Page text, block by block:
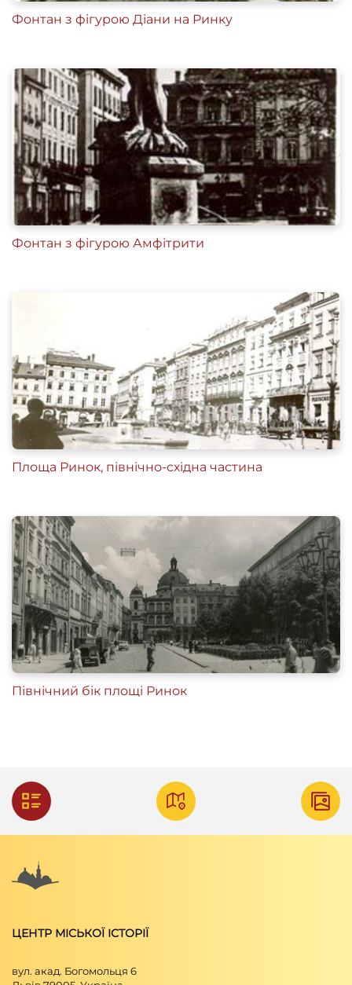
Фонтан з фігурою Діани на Ринку
Фонтан з фігурою Амфітрити
Площа Ринок, північно-східна частина
Північний бік площі Ринок
ЦЕНТР МІСЬКОЇ ІСТОРІЇ
вул. акад. Богомольця 6